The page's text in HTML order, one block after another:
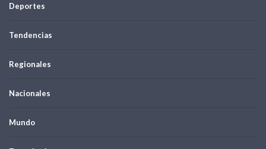
Deportes
Tendencias
Regionales
Nacionales
Mundo